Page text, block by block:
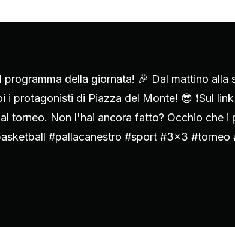
della giornata! 🎉 Dal mattino alla
protagonisti di Piazza del Monte! 😎 ❗Sul
torneo. Non l'hai ancora fatto? Occhio che i
#pallacanestro #sport #3x3 #torneo